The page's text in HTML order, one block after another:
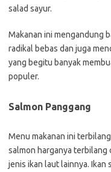
salad sayur.
Makanan ini mengandung
radikal bebas dan juga
yang begitu banyak
populer.
Salmon Panggang
Menu makanan ini
salmon harganya terbilang
jenis ikan laut lainnya. Ikan